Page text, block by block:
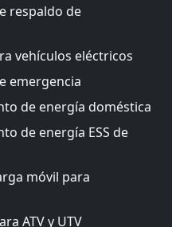
respaldo de
vehículos eléctricos
emergencia
de energía doméstica
de energía ESS de
móvil para
ATV y UTV